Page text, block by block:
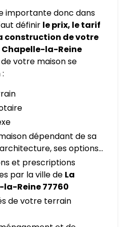
importante donc dans
définir le prix, le tarif
construction de votre
Chapelle-la-Reine
votre maison se
dépendant de sa
ses options…
et prescriptions
par la ville de La
Reine 77760
de votre terrain